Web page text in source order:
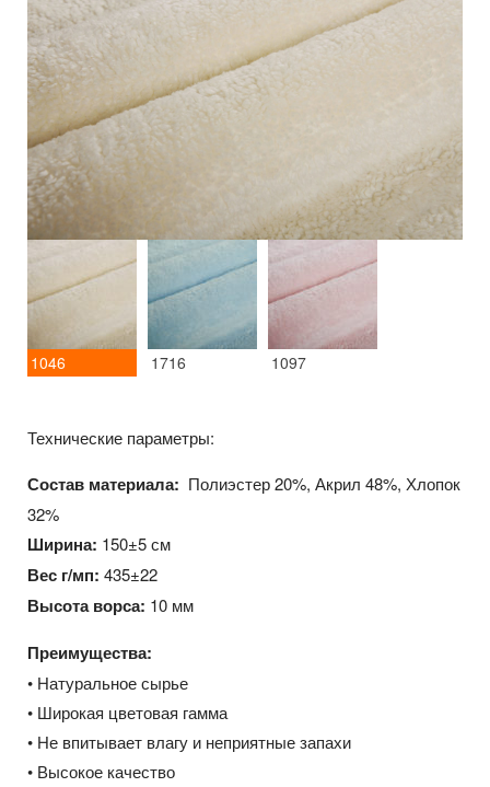
1046 1716 1097
Технические параметры:
Состав материала: Полиэстер 20%, Акрил 48%, Хлопок
32%
Ширина: 150±5 см
Вес г/мп: 435±22
Высота ворса: 10 мм
Преимущества:
• Натуральное сырье
• Широкая цветовая гамма
• Не впитывает влагу и неприятные запахи
• Высокое качество